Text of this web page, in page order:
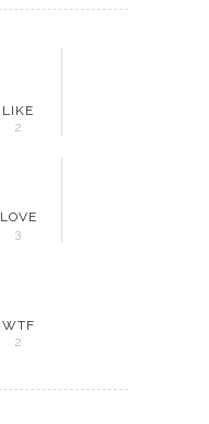
LIKE
2
LOVE
3
WTF
2